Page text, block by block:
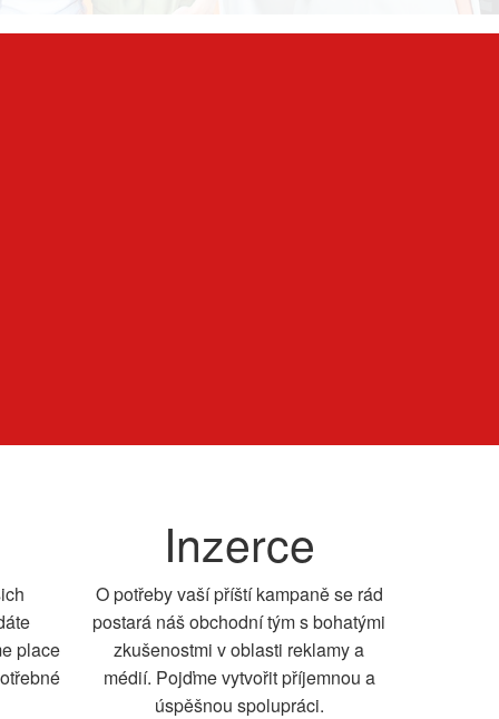
place
Inzerce
O potřeby vaší příští kampaně se rád
postará náš obchodní tým s bohatými
zkušenostmi v oblasti reklamy a
médií. Pojďme vytvořit příjemnou a
úspěšnou spolupráci.